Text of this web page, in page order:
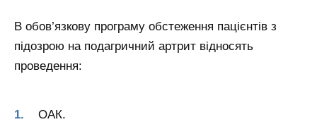
В обов’язкову програму обстеження пацієнтів з
підозрою на подагричний артрит відносять
проведення:
ОАК.